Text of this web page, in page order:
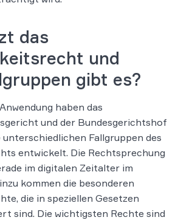
das
und
gibt es?
haben das
und der Bundesgerichtshof
Fallgruppen des
entwickelt. Die Rechtsprechung
im digitalen Zeitalter im
kommen die besonderen
die in speziellen Gesetzen
sind. Die wichtigsten Rechte sind